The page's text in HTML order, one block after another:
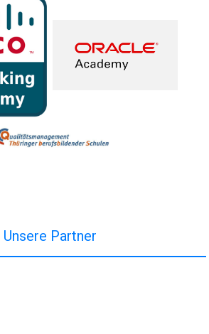
Unsere Partner